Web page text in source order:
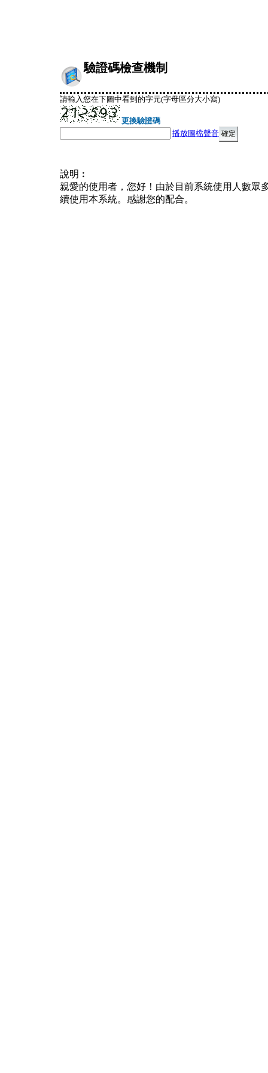
驗證碼檢查機制
請輸入您在下圖中看到的字元(字母區分大小寫)
更換驗證碼
播放圖檔聲音
說明︰
親愛的使用者，您好！由於目前系統使用人數眾
續使用本系統。感謝您的配合。